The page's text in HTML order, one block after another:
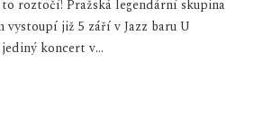
roztočí! Pražská legendární skupina
vystoupí již 5 září v Jazz baru U
koncert v...